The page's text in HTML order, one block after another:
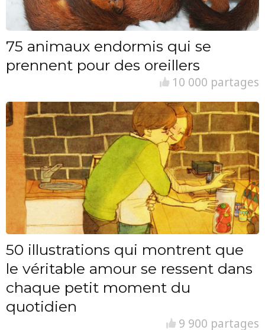
75 animaux endormis qui se
prennent pour des oreillers
10 000 partages
50 illustrations qui montrent que
le véritable amour se ressent dans
chaque petit moment du
quotidien
9 900 partages